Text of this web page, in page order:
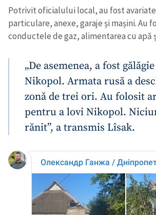
Potrivit oficialului local, au fost avariate
particulare, anexe, garaje și mașini. Au
conductele de gaz, alimentarea cu apă
„De asemenea, a fost
Nikopol. Armata rusă a
zonă de trei ori. Au folosit
pentru a lovi Nikopol.
rănit”, a transmis Lîsak.